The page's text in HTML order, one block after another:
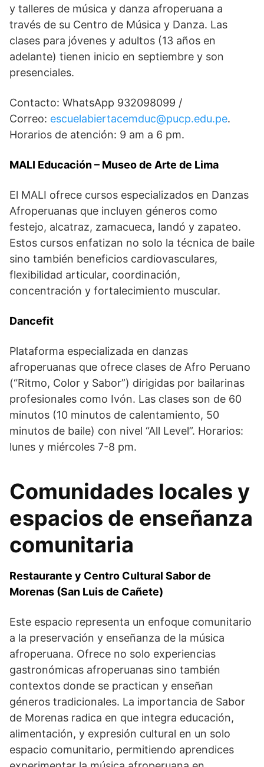
y talleres de música y danza afroperuana a
través de su Centro de Música y Danza. Las
clases para jóvenes y adultos (13 años en
adelante) tienen inicio en septiembre y son
presenciales.
Contacto: WhatsApp 932098099 /
Correo: escuelabiertacemduc@pucp.edu.pe.
Horarios de atención: 9 am a 6 pm.
MALI Educación – Museo de Arte de Lima
El MALI ofrece cursos especializados en Danzas
Afroperuanas que incluyen géneros como
festejo, alcatraz, zamacueca, landó y zapateo.
Estos cursos enfatizan no solo la técnica de baile
sino también beneficios cardiovasculares,
flexibilidad articular, coordinación,
concentración y fortalecimiento muscular.
Dancefit
Plataforma especializada en danzas
afroperuanas que ofrece clases de Afro Peruano
(“Ritmo, Color y Sabor”) dirigidas por bailarinas
profesionales como Ivón. Las clases son de 60
minutos (10 minutos de calentamiento, 50
minutos de baile) con nivel “All Level”. Horarios:
lunes y miércoles 7-8 pm.
Comunidades locales y
espacios de enseñanza
comunitaria
Restaurante y Centro Cultural Sabor de
Morenas (San Luis de Cañete)
Este espacio representa un enfoque comunitario
a la preservación y enseñanza de la música
afroperuana. Ofrece no solo experiencias
gastronómicas afroperuanas sino también
contextos donde se practican y enseñan
géneros tradicionales. La importancia de Sabor
de Morenas radica en que integra educación,
alimentación, y expresión cultural en un solo
espacio comunitario, permitiendo aprendices